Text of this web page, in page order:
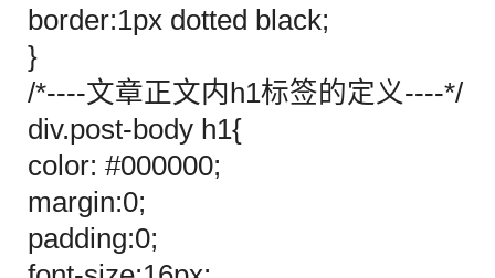
border:1px dotted black;
}
/*----文章正文内h1标签的定义----*/
div.post-body h1{
color: #000000;
margin:0;
padding:0;